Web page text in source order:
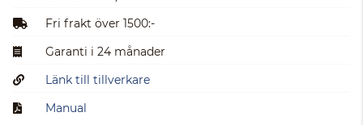
Fri frakt över 1500:-
Garanti i 24 månader
Länk till tillverkare
Manual